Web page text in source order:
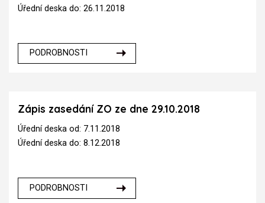
Úřední deska do: 26.11.2018
PODROBNOSTI
Zápis zasedání ZO ze dne 29.10.2018
Úřední deska od: 7.11.2018
Úřední deska do: 8.12.2018
PODROBNOSTI